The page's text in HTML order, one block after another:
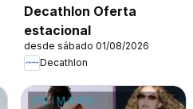
Decathlon Oferta
estacional
desde sábado 01/08/2026
Decathlon